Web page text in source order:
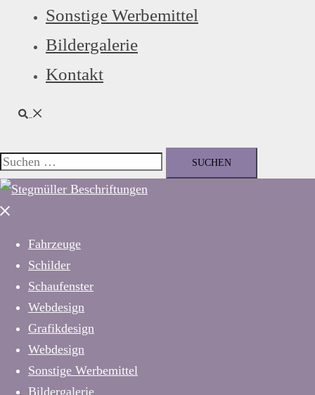
Sonstige Werbemittel
Bildergalerie
Kontakt
Suche
Suchen
nach:
Menü
Fahrzeuge
Schilder
Schaufenster
Webdesign
Grafikdesign
Webdesign
Sonstige Werbemittel
Bildergalerie